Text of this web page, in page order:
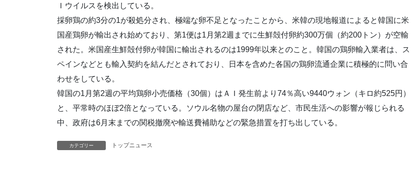
Ｉウイルスを検出している。
採卵鶏の約3分の1が殺処分され、極端な卵不足となったことから、米韓の現地報道によると韓国に米
国産鶏卵が輸出され始めており、第1便は1月第2週までに生鮮殻付卵約300万個（約200トン）が空輸
された。米国産生鮮殻付卵が韓国に輸出されるのは1999年以来とのこと。韓国の鶏卵輸入業者は、ス
ペインなどとも輸入契約を結んだとされており、日本を含めた各国の鶏卵流通企業に積極的に問い合
わせをしている。
韓国の1月第2週の平均鶏卵小売価格（30個）はＡＩ発生前より74％高い9440ウォン（キロ約525円）
と、平常時のほぼ2倍となっている。ソウル名物の屋台の閉店など、市民生活への影響が報じられる
中、政府は6月末までの関税撤廃や輸送費補助などの緊急措置を打ち出している。
カテゴリー トップニュース